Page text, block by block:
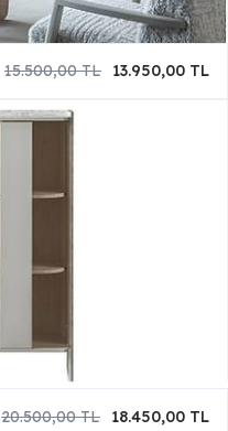
13.950,00 TL
15.500,00 TL
18.450,00 TL
20.500,00 TL